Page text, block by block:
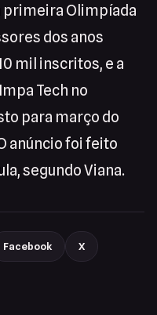
primeira Olimpíada
dos anos
mil inscritos, e a
Tech no
para março do
anúncio foi feito
segundo Viana.
Facebook X